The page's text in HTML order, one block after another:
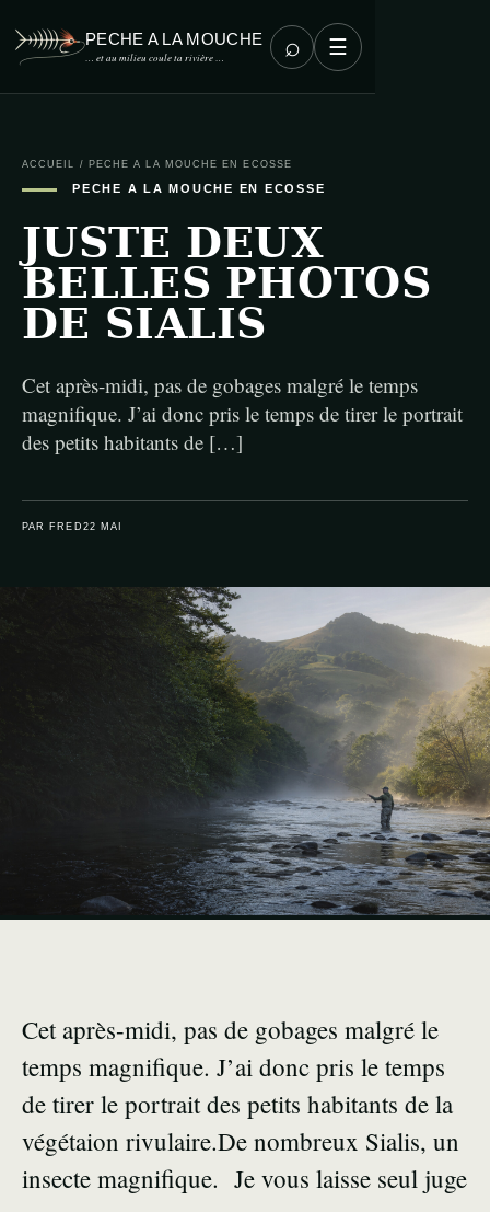
PECHE A LA MOUCHE
… et au milieu coule ta rivière … ⌕ ☰
ACCUEIL / PECHE A LA MOUCHE EN ECOSSE
PECHE A LA MOUCHE EN ECOSSE
JUSTE DEUX
BELLES PHOTOS
DE SIALIS
Cet après-midi, pas de gobages malgré le temps
magnifique. J’ai donc pris le temps de tirer le portrait
des petits habitants de […]
PAR FRED 22 MAI
Cet après-midi, pas de gobages malgré le
temps magnifique. J’ai donc pris le temps
de tirer le portrait des petits habitants de la
végétaion rivulaire.De nombreux Sialis, un
insecte magnifique. Je vous laisse seul juge